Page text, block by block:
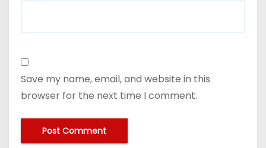
Save my name, email, and website in this
browser for the next time I comment.